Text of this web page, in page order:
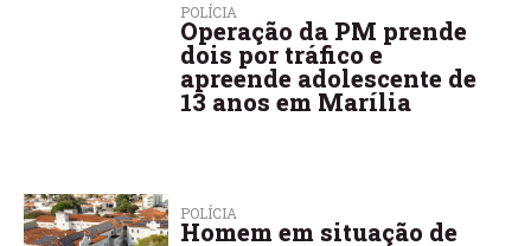
POLÍCIA
Operação da PM prende
dois por tráfico e
apreende adolescente de
13 anos em Marília
POLÍCIA
Homem em situação de